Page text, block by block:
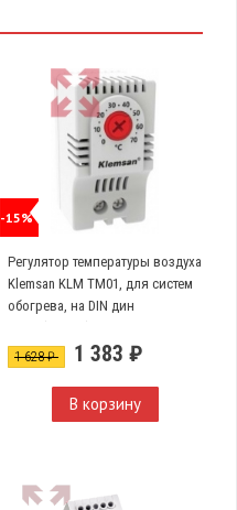
-15%
Регулятор температуры воздуха
Klemsan KLM TM01, для систем
обогрева, на DIN дин
1 628 ₽ 1 383 ₽
В корзину